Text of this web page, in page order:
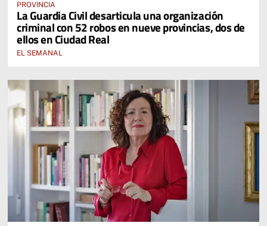
PROVINCIA
La Guardia Civil desarticula una organización
criminal con 52 robos en nueve provincias, dos de
ellos en Ciudad Real
EL SEMANAL